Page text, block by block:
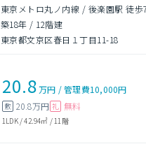
東京メトロ丸ノ内線 / 後楽園駅 徒歩
築18年 / 12階建
東京都文京区春日１丁目11-18
20.8万円 /管理費10,000円
敷 20.8万円 礼 無料
1LDK/42.94㎡ / 11階